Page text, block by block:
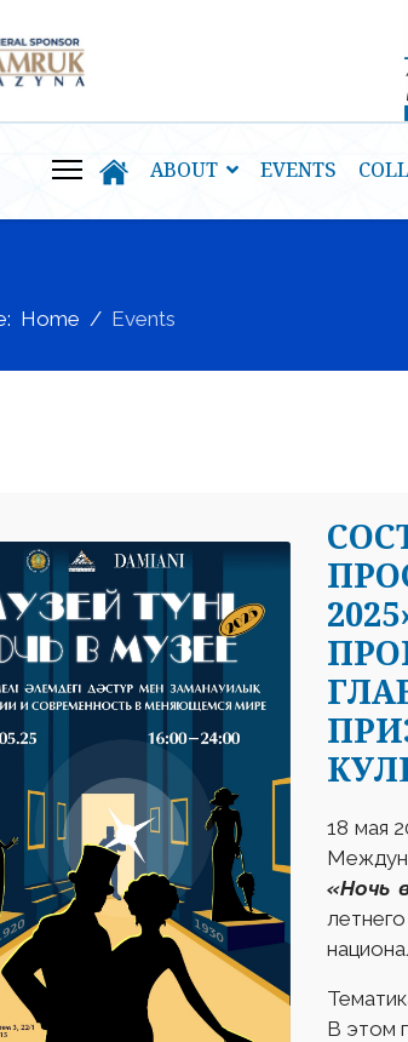
ABOUT EVENTS
Home Events
18 мая
«Ночь
В этом